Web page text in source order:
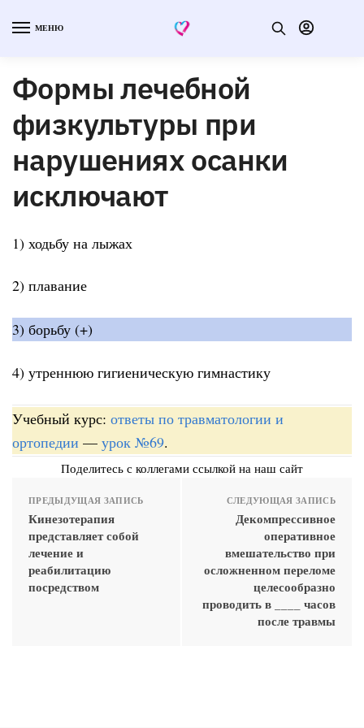
МЕНЮ
Формы лечебной
физкультуры при
нарушениях осанки
исключают
1) ходьбу на лыжах
2) плавание
3) борьбу (+)
4) утреннюю гигиеническую гимнастику
Учебный курс: ответы по травматологии и
ортопедии — урок №69.
Поделитесь с коллегами ссылкой на наш сайт
ПРЕДЫДУЩАЯ ЗАПИСЬ
Кинезотерапия
представляет собой
лечение и
реабилитацию
посредством
СЛЕДУЮЩАЯ ЗАПИСЬ
Декомпрессивное
оперативное
вмешательство при
осложненном переломе
целесообразно
проводить в ____ часов
после травмы